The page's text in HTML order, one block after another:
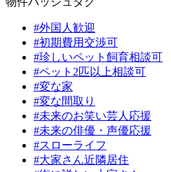
#外国人歓迎
#初期費用交渉可
#珍しいペット飼育相談可
#ペット2匹以上相談可
#変な家
#変な間取り
#未来のお笑い芸人応援
#未来の俳優・声優応援
#スローライフ
#大家さん近隣居住